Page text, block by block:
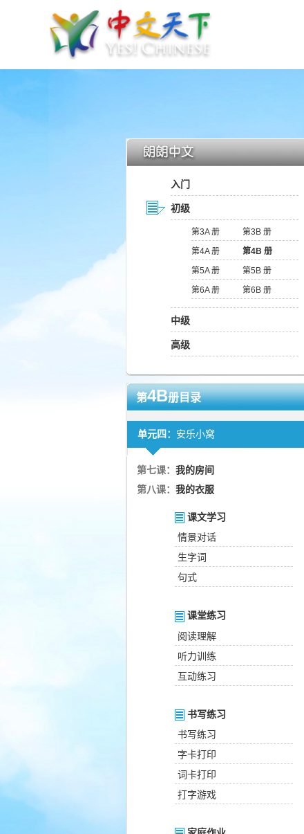
入门
初级
第3A 册
第3B 册
第4A 册
第4B 册
第5A 册
第5B 册
第6A 册
第6B 册
中级
高级
第4B册目录
单元四： 安乐小窝
第七课： 我的房间
第八课： 我的衣服
课文学习
情景对话
生字词
句式
课堂练习
阅读理解
听力训练
互动练习
书写练习
书写练习
字卡打印
词卡打印
打字游戏